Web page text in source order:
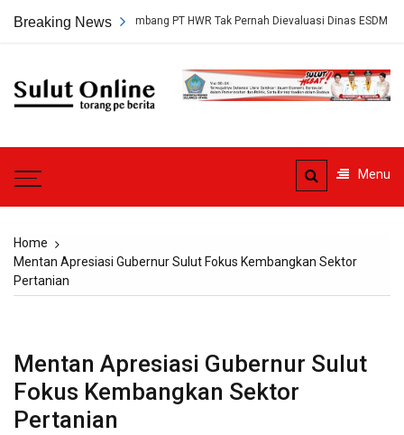
Breaking News
Tambang PT HWR Tak Pernah Dievaluasi Dinas ESDM
Sulut
Menu
Home
Mentan Apresiasi Gubernur Sulut Fokus Kembangkan Sektor
Pertanian
Mentan Apresiasi Gubernur Sulut
Fokus Kembangkan Sektor
Pertanian